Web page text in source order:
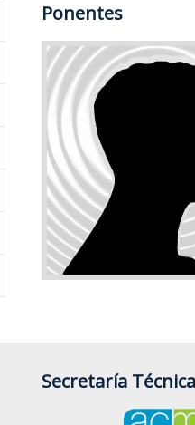
Envía tu
Puedes enviar tu
Ponentes
Secretaría Técnica